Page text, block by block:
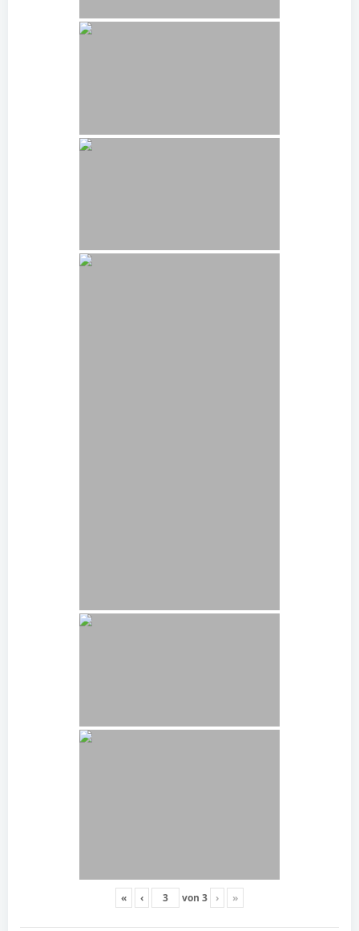
« ‹ von 3 › »